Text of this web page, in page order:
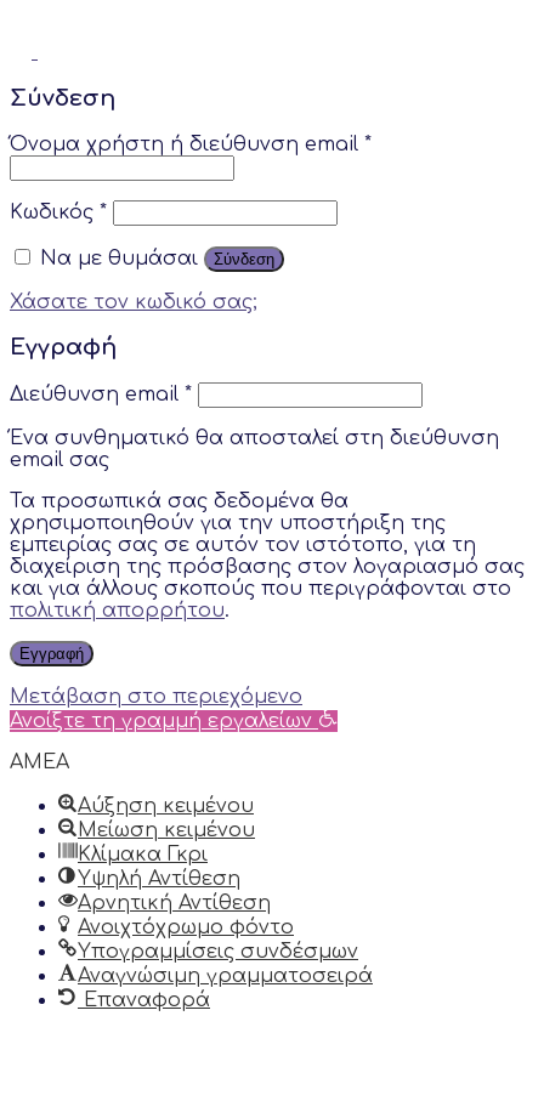
Σύνδεση
Όνομα χρήστη ή διεύθυνση email *
Κωδικός *
Να με θυμάσαι Σύνδεση
Χάσατε τον κωδικό σας;
Εγγραφή
Διεύθυνση email *
Ένα συνθηματικό θα αποσταλεί στη διεύθυνση
email σας
Τα προσωπικά σας δεδομένα θα
χρησιμοποιηθούν για την υποστήριξη της
εμπειρίας σας σε αυτόν τον ιστότοπο, για τη
διαχείριση της πρόσβασης στον λογαριασμό σας
και για άλλους σκοπούς που περιγράφονται στο
πολιτική απορρήτου.
Εγγραφή
Μετάβαση στο περιεχόμενο
Ανοίξτε τη γραμμή εργαλείων
AMEA
Αύξηση κειμένου
Μείωση κειμένου
Κλίμακα Γκρι
Υψηλή Αντίθεση
Αρνητική Αντίθεση
Ανοιχτόχρωμο φόντο
Υπογραμμίσεις συνδέσμων
Αναγνώσιμη γραμματοσειρά
Επαναφορά